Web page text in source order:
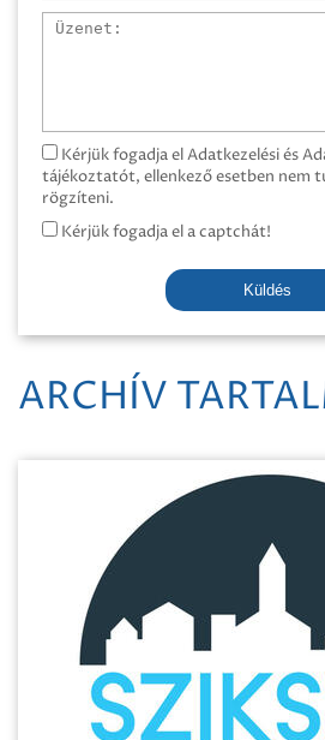
Üzenet
Kérjük fogadja el Adatkezelési és
tájékoztatót, ellenkező esetben nem
rögzíteni.
Kérjük fogadja el a captchát!
Küldés
ARCHÍV